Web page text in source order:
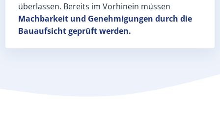
überlassen. Bereits im Vorhinein müssen
Machbarkeit und Genehmigungen durch die
Bauaufsicht geprüft werden.